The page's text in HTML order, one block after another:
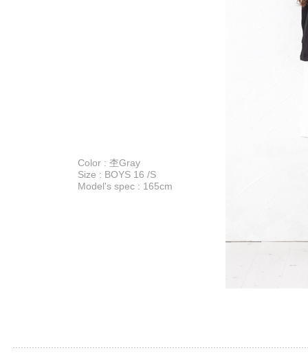
Color : 杢Gray
Size : BOYS 16 /S
Model's spec : 165cm